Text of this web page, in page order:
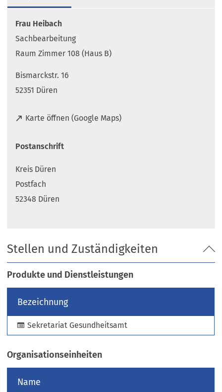
Frau Heibach
Sachbearbeitung
Raum Zimmer 108 (Haus B)
Bismarckstr. 16
52351 Düren
Karte öffnen (Google Maps)
(
f
e
t
i
e
m
n
e
n
T
a
)
Postanschrift
Kreis Düren
Postfach
52348 Düren
Stellen und Zuständigkeiten
Produkte und Dienstleistungen
Bezeichnung
Sekretariat Gesundheitsamt
Organisationseinheiten
Name